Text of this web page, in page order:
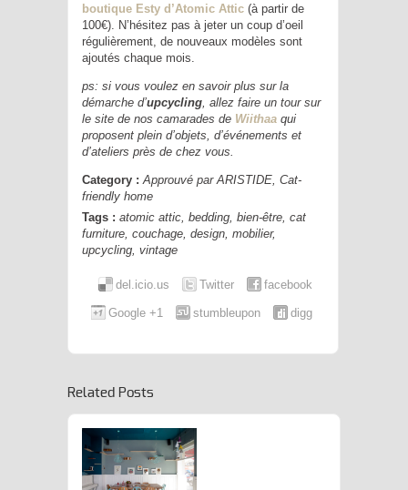
boutique Esty d’Atomic Attic (à partir de
100€). N’hésitez pas à jeter un coup d’oeil
régulièrement, de nouveaux modèles sont
ajoutés chaque mois.
ps: si vous voulez en savoir plus sur la
démarche d’upcycling , allez faire un tour sur
le site de nos camarades de Wiithaa qui
proposent plein d’objets, d’événements et
d’ateliers près de chez vous.
Category : Approuvé par ARISTIDE Cat-
friendly home
Tags : atomic attic bedding bien-être cat
furniture couchage design mobilier,
upcycling vintage
facebook
Twitter
del.icio.us
digg
stumbleupon
Google +1
Related Posts